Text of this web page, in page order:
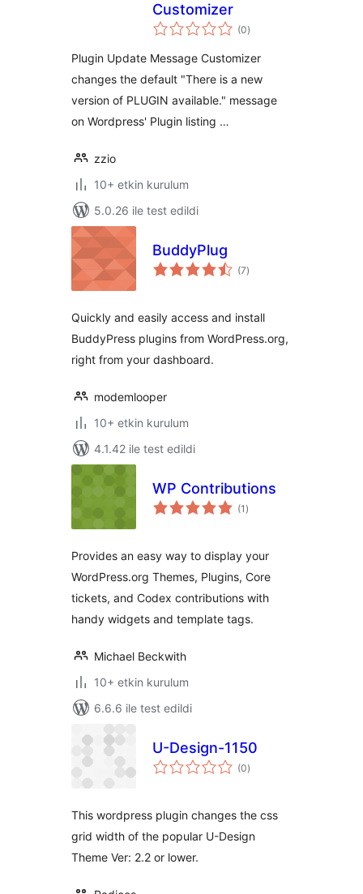
Customizer
(0toplam
puan
)
Plugin Update Message Customizer
changes the default "There is a new
version of PLUGIN available." message
on Wordpress' Plugin listing …
zzio
10+ etkin kurulum
5.0.26 ile test edildi
BuddyPlug
(7toplam
puan
)
Quickly and easily access and install
BuddyPress plugins from WordPress.org,
right from your dashboard.
modemlooper
10+ etkin kurulum
4.1.42 ile test edildi
WP Contributions
(1 toplam
puan
)
Provides an easy way to display your
WordPress.org Themes, Plugins, Core
tickets, and Codex contributions with
handy widgets and template tags.
Michael Beckwith
10+ etkin kurulum
6.6.6 ile test edildi
U-Design-1150
(0toplam
puan
)
This wordpress plugin changes the css
grid width of the popular U-Design
Theme Ver: 2.2 or lower.